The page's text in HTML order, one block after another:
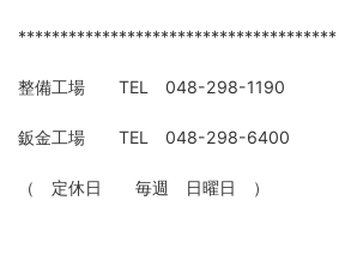
**************************************
整備工場 TEL 048-298-1190
鈑金工場 TEL 048-298-6400
（ 定休日 毎週 日曜日 ）